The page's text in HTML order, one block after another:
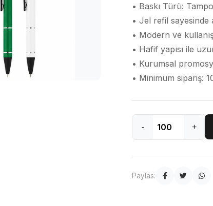
• Baskı Türü:
• Jel refil sayesinde
• Modern ve
• Hafif yapısı ile
• Kurumsal
• Minimum sipariş:
- +
Paylas: